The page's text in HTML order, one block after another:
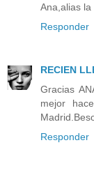
Ana,alias
Responder
RECIEN
Gracias
mejor
Responder